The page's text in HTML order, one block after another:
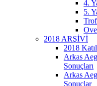
4.
5.
2018 ARŞİVİ
2018
Arkas
Sonuçları
Arkas
Sonuçlar